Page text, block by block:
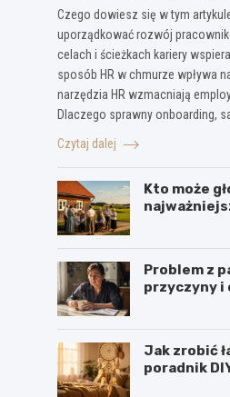
Czego dowiesz się w tym
uporządkować rozwój
celach i ścieżkach kariery
sposób HR w chmurze wpływa
narzędzia HR wzmacniają
Dlaczego sprawny onboarding,
Czytaj dalej
Kto może
Problem z
przyczyny i
Jak zrobić
poradnik